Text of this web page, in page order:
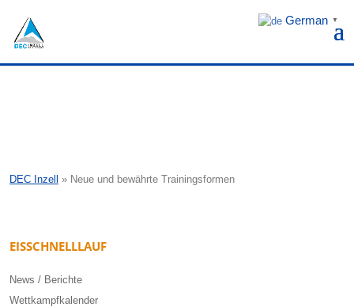
DEC Inzell » Neue und bewährte Trainingsformen
EISSCHNELLLAUF
News / Berichte
Wettkampfkalender
German ▼